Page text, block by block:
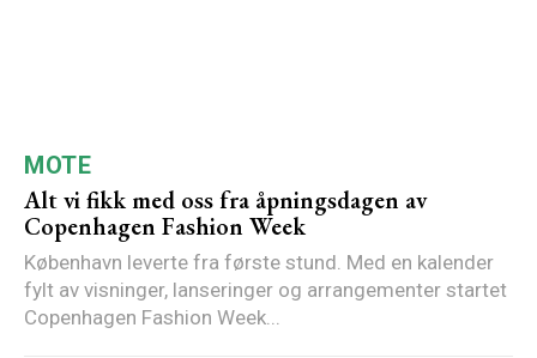
MOTE
Alt vi fikk med oss fra åpningsdagen av
Copenhagen Fashion Week
København leverte fra første stund. Med en kalender
fylt av visninger, lanseringer og arrangementer startet
Copenhagen Fashion Week...